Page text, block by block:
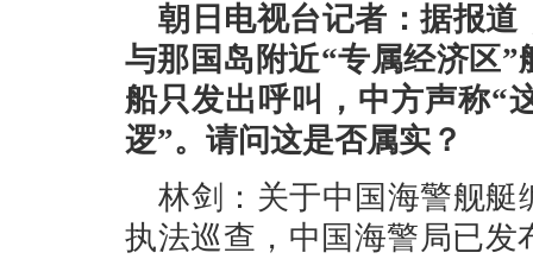
朝日电视台记者：据报道
与那国岛附近“专属经济区
船只发出呼叫，中方声称“
逻”。请问这是否属实？
林剑：关于中国海警舰艇
执法巡查，中国海警局已